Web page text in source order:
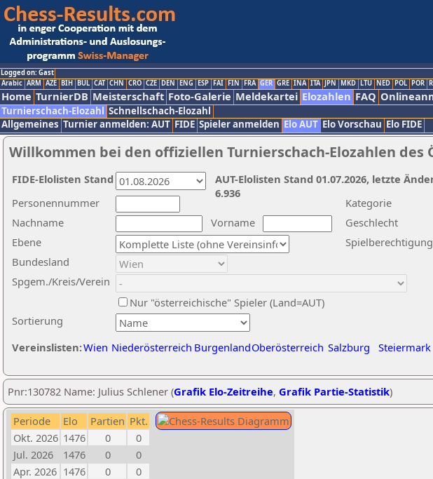
Logged on: Gast
Arabic ARM AZE BIH BUL CAT CHN CRO CZE DEN ENG ESP FAI FIN FRA GER GRE INA ITA JPN MKD LTU NED POL POR
Home TurnierDB Meisterschaft Foto-Galerie Meldekartei Elozahlen FAQ
Turnierschach-Elozahl Schnellschach-Elozahl
Allgemeines Turnier anmelden: AUT FIDE Spieler anmelden Elo AUT Elo Vorschau Elo FIDE
Willkommen bei den offiziellen Turnierschach-Elozahlen des
Nachname
Vorname
Ebene
Kategorie
Sortierung
Personennummer
Bundesland
Spgem./Kreis/Verein
Geschlecht
Nur "österreichische" Spieler (Land=AUT)
Spielberechtigung
Vereinslisten:Wien Niederösterreich BurgenlandOberösterreich Salzburg Steiermark
AUT-Elolisten Stand 01.07.2026, letzte
6.936
FIDE-Elolisten Stand
Pnr:130782 Name: Julius Schlener (Grafik Elo-Zeitreihe, Grafik Partie-Statistik)
Periode Elo Partien Pkt.
Okt. 2026 1476 0
0
Jul. 2026
1476 0
0
Apr. 2026 1476 0
0